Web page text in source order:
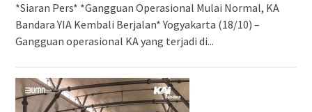
*Siaran Pers* *Gangguan Operasional Mulai Normal, KA
Bandara YIA Kembali Berjalan* Yogyakarta (18/10) –
Gangguan operasional KA yang terjadi di...